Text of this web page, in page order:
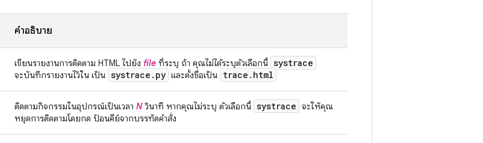
คำอธิบาย
เขียนรายงานการติดตาม HTML ไปยัง file ที่ระบุ ถ้า คุณไม่ได้ระบุตัวเลือกนี้ systrace
จะบันทึกรายงานไว้ใน เป็น systrace . py และตั้งชื่อเป็น trace . html
ติดตามกิจกรรมในอุปกรณ์เป็นเวลา N วินาที หากคุณไม่ระบุ ตัวเลือกนี้ systrace จะให้คุณ
หยุดการติดตามโดยกด ป้อนคีย์จากบรรทัดคำสั่ง